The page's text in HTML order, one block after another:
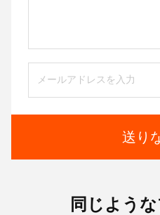
送り
同じよう